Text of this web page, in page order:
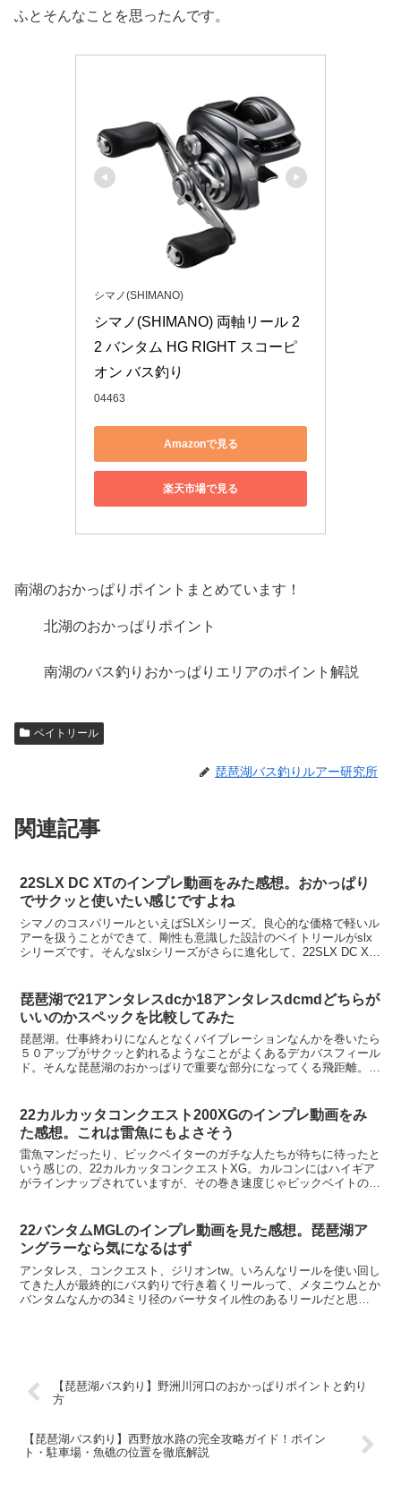
ふとそんなことを思ったんです。
シマノ(SHIMANO)
シマノ(SHIMANO) 両軸リール 2
2 バンタム HG RIGHT スコーピ
オン バス釣り
04463
Amazonで見る
楽天市場で見る
南湖のおかっぱりポイントまとめています！
北湖のおかっぱりポイント
南湖のバス釣りおかっぱりエリアのポイント解説
ベイトリール
琵琶湖バス釣りルアー研究所
関連記事
22SLX DC XTのインプレ動画をみた感想。おかっぱり
でサクッと使いたい感じですよね
シマノのコスパリールといえばSLXシリーズ。良心的な価格で軽いル
アーを扱うことができて、剛性も意識した設計のベイトリールがslx
シリーズです。そんなslxシリーズがさらに進化して、22SLX DC XT
琵琶湖で21アンタレスdcか18アンタレスdcmdどちらが
いいのかスペックを比較してみた
琵琶湖。仕事終わりになんとなくバイブレーションなんかを巻いたら
５０アップがサクッと釣れるようなことがよくあるデカバスフィール
ド。そんな琵琶湖のおかっぱりで重要な部分になってくる飛距離。そ
22カルカッタコンクエスト200XGのインプレ動画をみ
た感想。これは雷魚にもよさそう
雷魚マンだったり、ビックベイターのガチな人たちが待ちに待ったと
いう感じの、22カルカッタコンクエストXG。カルコンにはハイギア
がラインナップされていますが、その巻き速度じゃビックベイトのリ
22バンタムMGLのインプレ動画を見た感想。琵琶湖ア
ングラーなら気になるはず
アンタレス、コンクエスト、ジリオンtw。いろんなリールを使い回し
てきた人が最終的にバス釣りで行き着くリールって、メタニウムとか
バンタムなんかの34ミリ径のバーサタイル性のあるリールだと思っ
【琵琶湖バス釣り】野洲川河口のおかっぱりポイントと釣り
方
【琵琶湖バス釣り】西野放水路の完全攻略ガイド！ポイン
ト・駐車場・魚礁の位置を徹底解説